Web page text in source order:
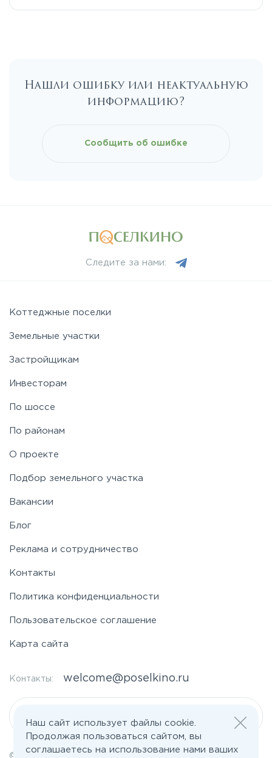
Нашли ошибку или неактуальную
информацию?
Сообщить об ошибке
Следите за нами:
Коттеджные поселки
Земельные участки
Застройщикам
Инвесторам
По шоссе
По районам
О проекте
Подбор земельного участка
Вакансии
Блог
Реклама и сотрудничество
Контакты
Политика конфиденциальности
Пользовательское соглашение
Карта сайта
Контакты: welcome@poselkino.ru
© 2026 Все права защищены | poselkino.ru
Наш сайт использует файлы cookie.
Продолжая пользоваться сайтом, вы
соглашаетесь на использование нами ваших